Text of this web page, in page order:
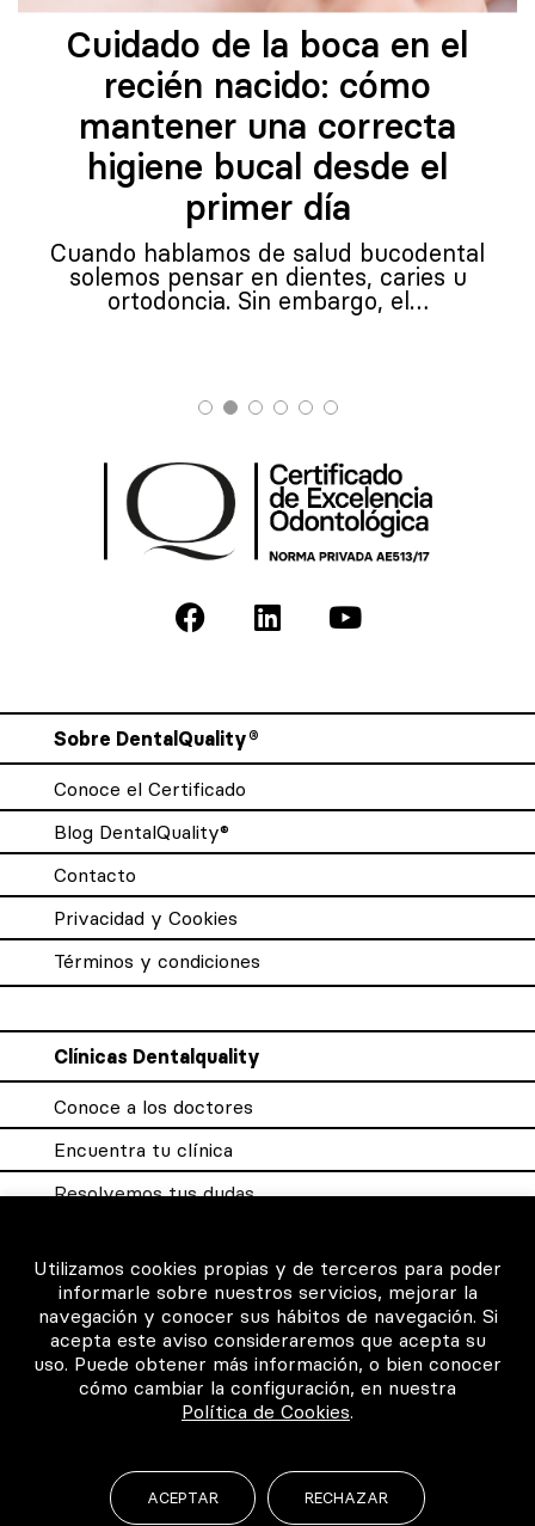
Cuidado de la boca en el
recién nacido: cómo
mantener una correcta
higiene bucal desde el
primer día
Cuando hablamos de salud bucodental
solemos pensar en dientes, caries u
ortodoncia. Sin embargo, el…
Sobre DentalQuality®
Conoce el Certificado
Blog DentalQuality®
Contacto
Privacidad y Cookies
Términos y condiciones
Clínicas Dentalquality
Conoce a los doctores
Encuentra tu clínica
Resolvemos tus dudas
Para los profesionales
Consigue tu certificado
Intranet clínicas certificadas
Música para los pacientes
Utilizamos cookies propias y de terceros para poder
informarle sobre nuestros servicios, mejorar la
navegación y conocer sus hábitos de navegación. Si
acepta este aviso consideraremos que acepta su
uso. Puede obtener más información, o bien conocer
cómo cambiar la configuración, en nuestra
Política de Cookies.
ACEPTAR RECHAZAR